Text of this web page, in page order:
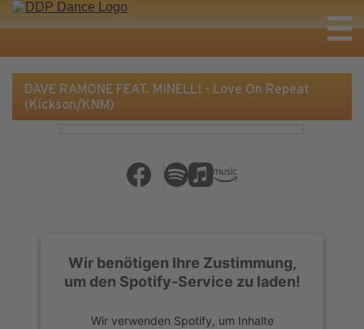
DAVE RAMONE FEAT. MINELLI - Love On Repeat
(Kickson/KNM)
Wir benötigen Ihre Zustimmung,
um den Spotify-Service zu laden!
Wir verwenden Spotify, um Inhalte